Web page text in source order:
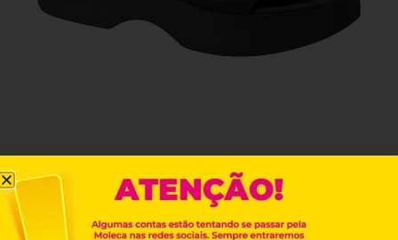
REF. 5503.100
Encontre este produto